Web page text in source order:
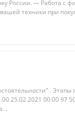
Pоccии. — Работa
теxники при
.
25.02.2021 00:00 97